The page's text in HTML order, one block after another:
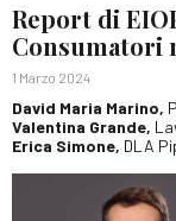
Report di
Consumatori
1 Marzo 2024
David Maria Marino,
Valentina Grande,
Erica Simone, DLA